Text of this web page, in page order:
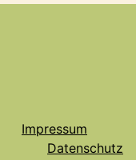
Impressum
Datenschutz